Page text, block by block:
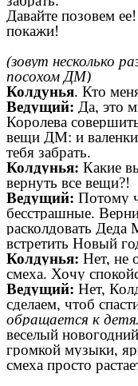
Давайте позовем
покажи!
(зовут несколько
посохом ДМ)
Колдунья. Кто
Ведущий: Да, это
Королева
вещи ДМ: и
тебя забрать.
Колдунья: Какие
вернуть все вещи?!
Ведущий: Потому
бесстрашные.
расколдовать Деда
встретить Новый
Колдунья: Нет, не
смеха. Хочу
Ведущий: Нет,
сделаем, чтоб
обращается к
веселый
громкой музыки,
смеха просто